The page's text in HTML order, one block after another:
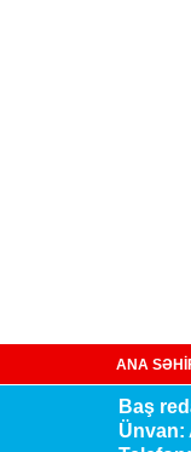
ANA
Baş
Ünvan: